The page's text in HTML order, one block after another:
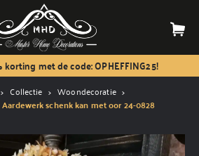
met de code: OPHEFFING25!
Collectie
Woondecoratie
Aardewerk schenk kan met oor 24-0828